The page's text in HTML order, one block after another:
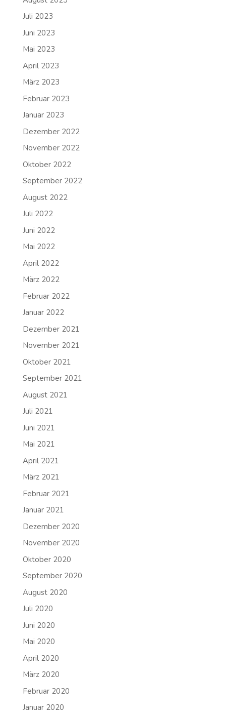
Juli 2023
Juni 2023
Mai 2023
April 2023
März 2023
Februar 2023
Januar 2023
Dezember 2022
November 2022
Oktober 2022
September 2022
August 2022
Juli 2022
Juni 2022
Mai 2022
April 2022
März 2022
Februar 2022
Januar 2022
Dezember 2021
November 2021
Oktober 2021
September 2021
August 2021
Juli 2021
Juni 2021
Mai 2021
April 2021
März 2021
Februar 2021
Januar 2021
Dezember 2020
November 2020
Oktober 2020
September 2020
August 2020
Juli 2020
Juni 2020
Mai 2020
April 2020
März 2020
Februar 2020
Januar 2020